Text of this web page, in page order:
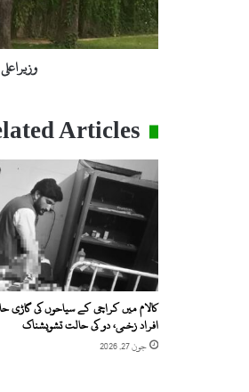
Articles
کالام میں کراچی کے سیاحوں کی گاڑی
افراد زخمی، دو کی حالت تشویشناک
جون 27, 2026